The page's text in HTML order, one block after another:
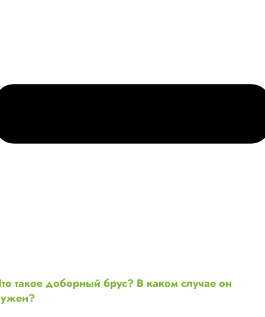
такое доборный брус? В каком случае он